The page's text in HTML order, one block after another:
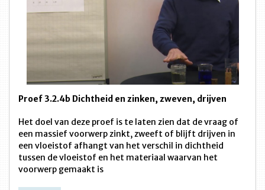
Proef 3.2.4b Dichtheid en zinken, zweven, drijven
Het doel van deze proef is te laten zien dat de vraag of
een massief voorwerp zinkt, zweeft of blijft drijven in
een vloeistof afhangt van het verschil in dichtheid
tussen de vloeistof en het materiaal waarvan het
voorwerp gemaakt is